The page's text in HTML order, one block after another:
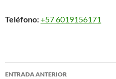
Teléfono:+57 6019156171
Navegación
ENTRADA ANTERIOR